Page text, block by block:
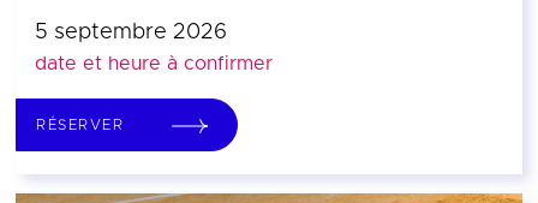
5 septembre 2026
date et heure à confirmer
RÉSERVER